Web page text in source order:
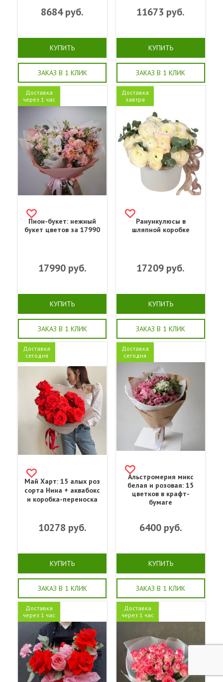
8684руб.
КУПИТЬ
ЗАКАЗ В 1 КЛИК
11673 руб.
КУПИТЬ
ЗАКАЗ В 1 КЛИК
Доставка
через 1 час
Пион-букет: нежный
букет цветов за 17990
17990руб.
КУПИТЬ
ЗАКАЗ В 1 КЛИК
Доставка
завтра
Ранункулюсы в
шляпной коробке
17209 руб.
КУПИТЬ
ЗАКАЗ В 1 КЛИК
Доставка
сегодня
Май Харт: 15 алых роз
сорта Нина + аквабокс
и коробка-переноска
10278 руб.
КУПИТЬ
ЗАКАЗ В 1 КЛИК
Доставка
сегодня
Альстромерия микс
белая и розовая: 15
цветков в крафт-
бумаге
6400руб.
КУПИТЬ
ЗАКАЗ В 1 КЛИК
Доставка
через 1 час
Доставка
через 1 час